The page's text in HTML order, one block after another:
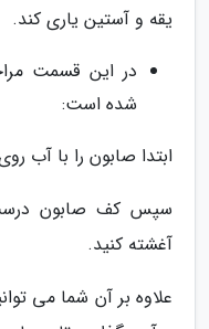
یقه و آستین یاری کند.
در این قسمت
شده است:
ابتدا صابون را با آب
سپس کف صابون درست
آغشته کنید.
علاوه بر آن شما می